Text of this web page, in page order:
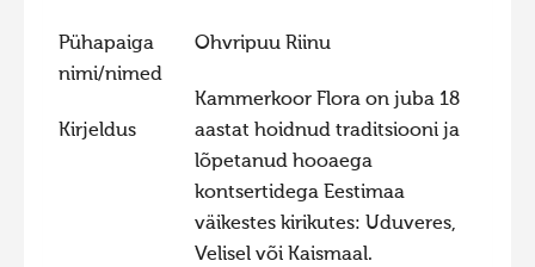
Hiite kuvavõistlus 2020 lisa
Liikuvad kuvad 2020
Hiite kuvavõistlus 2019
Hiite kuvavõistlus 2018
Hiite kuvavõistlus 2017
Hiite kuvavõistlus 2016
Pühapaiga
nimi/nimed
Ohvripuu Riinu
Kirjeldus
Kammerkoor Flora on juba 18
aastat hoidnud traditsiooni ja
lõpetanud hooaega
kontsertidega Eestimaa
väikestes kirikutes: Uduveres,
Velisel või Kaismaal.